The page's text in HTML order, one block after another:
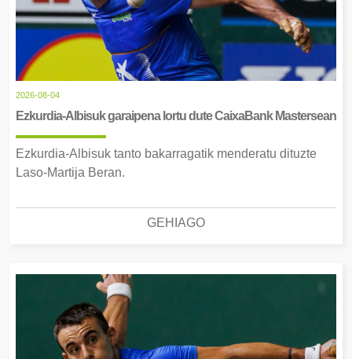
2026-08-04
Ezkurdia-Albisuk garaipena lortu dute CaixaBank Mastersean
Ezkurdia-Albisuk tanto bakarragatik menderatu dituzte
Laso-Martija Beran.
GEHIAGO